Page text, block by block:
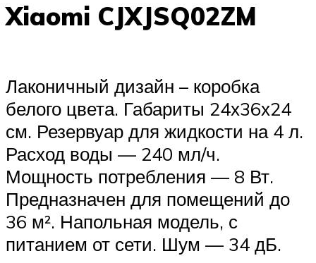
Xiaomi CJXJSQ02ZM
Лаконичный дизайн – коробка
белого цвета. Габариты 24х36х24
см. Резервуар для жидкости на 4 л.
Расход воды — 240 мл/ч.
Мощность потребления — 8 Вт.
Предназначен для помещений до
36 м². Напольная модель, с
питанием от сети. Шум — 34 дБ.